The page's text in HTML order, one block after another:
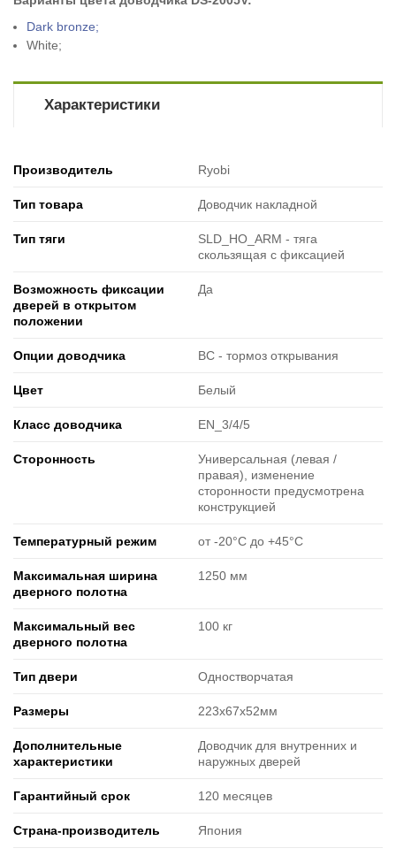
Dark bronze;
White;
Характеристики
Производитель Ryobi
Тип товара Доводчик накладной
Тип тяги
SLD_HO_ARM - тяга
скользящая с фиксацией
Возможность фиксации
дверей в открытом
положении
Да
Опции доводчика BC - тормоз открывания
Цвет Белый
Класс доводчика EN_3/4/5
Cторонность
Универсальная (левая /
правая), изменение
сторонности предусмотрена
конструкцией
Температурный режим от -20°C до +45°C
Максимальная ширина
дверного полотна
1250 мм
Максимальный вес
дверного полотна
100 кг
Тип двери Одностворчатая
Размеры 223х67х52мм
Дополнительные
характеристики
Доводчик для внутренних и
наружных дверей
Гарантийный срок 120 месяцев
Страна-производитель Япония